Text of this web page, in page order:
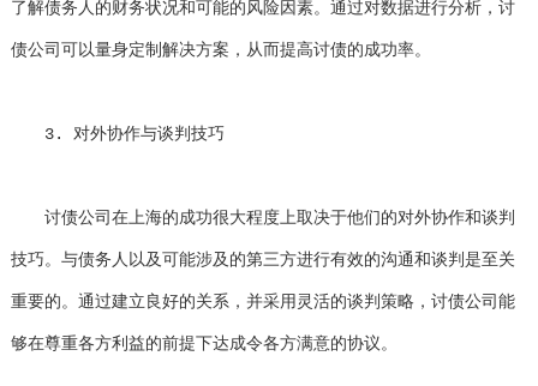
了解债务人的财务状况和可能的风险因素。通过对数据进行分析，讨
债公司可以量身定制解决方案，从而提高讨债的成功率。
3. 对外协作与谈判技巧
讨债公司在上海的成功很大程度上取决于他们的对外协作和谈判
技巧。与债务人以及可能涉及的第三方进行有效的沟通和谈判是至关
重要的。通过建立良好的关系，并采用灵活的谈判策略，讨债公司能
够在尊重各方利益的前提下达成令各方满意的协议。